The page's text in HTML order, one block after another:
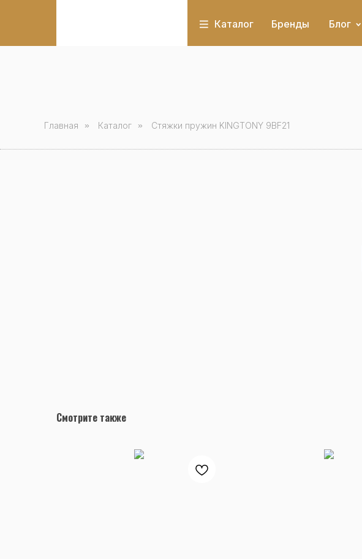
Каталог Бренды Блог
Главная » Каталог » Стяжки пружин KINGTONY 9BF21
Смотрите также